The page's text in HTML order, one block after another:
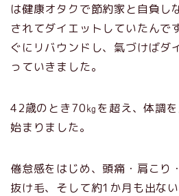
は健康オタクで節約家と自負し
されてダイエットしていたんで
ぐにリバウンドし、氣づけばダ
っていきました。
42歳のとき70㎏を超え、体調
始まりました。
倦怠感をはじめ、頭痛・肩こり
抜け毛、そして約1か月も出な